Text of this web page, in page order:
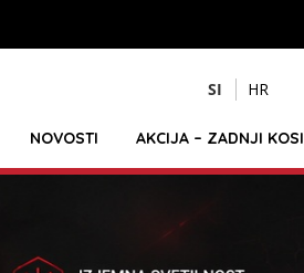
na
SI HR
NOVOSTI AKCIJA – ZADNJI KOSI